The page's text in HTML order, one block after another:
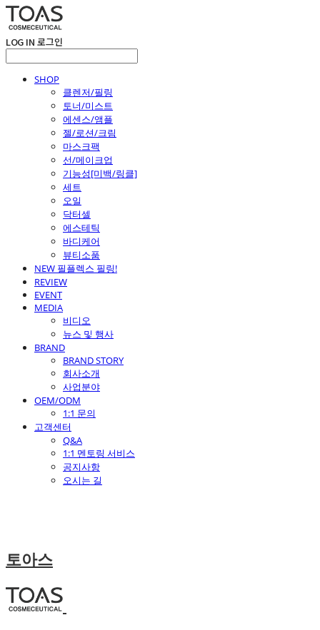
LOG IN 로그인
SHOP
클렌저/필링
토너/미스트
에센스/앰플
젤/로션/크림
마스크팩
선/메이크업
기능성[미백/링클]
세트
오일
닥터셀
에스테틱
바디케어
뷰티소품
NEW 필플렉스 필링!
REVIEW
EVENT
MEDIA
비디오
뉴스 및 행사
BRAND
BRAND STORY
회사소개
사업분야
OEM/ODM
1:1 문의
고객센터
Q&A
1:1 멘토링 서비스
공지사항
오시는 길
토아스